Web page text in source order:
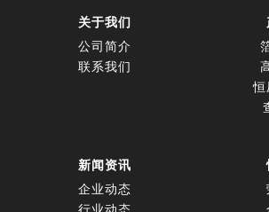
关于我们
公司简介
联系我们
恒
新闻资讯
企业动态